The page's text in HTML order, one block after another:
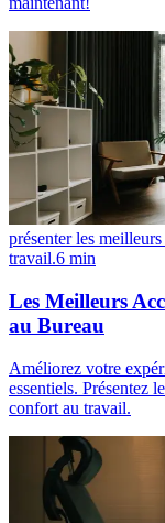
présenter les
travail.6 min
Les Meilleurs
au Bureau
Améliorez votre
essentiels. Présentez
confort au travail.